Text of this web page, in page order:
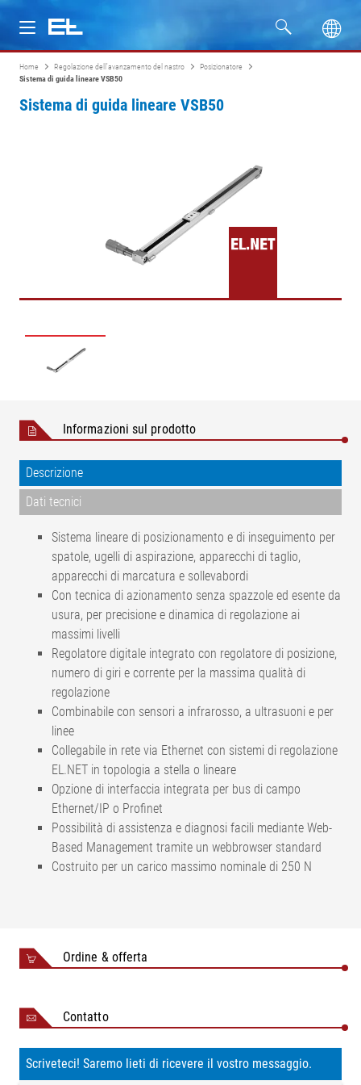
Prodotti
Home Regolazione dell'avanzamento del nastro
Posizionatore
Sistema di guida lineare VSB50
Sistema di guida lineare VSB50
Informazioni sul prodotto
Descrizione
Dati tecnici
Sistema lineare di posizionamento e di inseguimento per
spatole, ugelli di aspirazione, apparecchi di taglio,
apparecchi di marcatura e sollevabordi
Con tecnica di azionamento senza spazzole ed esente da
usura, per precisione e dinamica di regolazione ai
massimi livelli
Regolatore digitale integrato con regolatore di posizione,
numero di giri e corrente per la massima qualità di
regolazione
Combinabile con sensori a infrarosso, a ultrasuoni e per
linee
Collegabile in rete via Ethernet con sistemi di regolazione
EL.NET in topologia a stella o lineare
Opzione di interfaccia integrata per bus di campo
Ethernet/IP o Profinet
Possibilità di assistenza e diagnosi facili mediante Web-
Based Management tramite un webbrowser standard
Costruito per un carico massimo nominale di 250 N
Tipo di protezione
IP 54
materiale)
Velocità di regolazione nominale
(impostabile)
1-100
mm/sec.
da 10 °C a
Ordine & offerta
Contatto
Scriveteci! Saremo lieti di ricevere il vostro messaggio.